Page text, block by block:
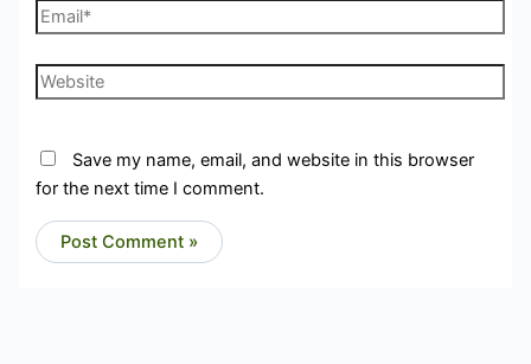
Email*
Website
Save my name, email, and website in this browser
for the next time I comment.